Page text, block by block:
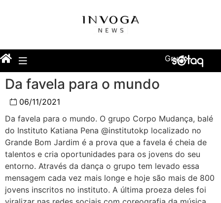
Grupo
Da favela para o mundo
06/11/2021
Da favela para o mundo. O grupo Corpo Mudança, balé
do Instituto Katiana Pena @institutokp localizado no
Grande Bom Jardim é a prova que a favela é cheia de
talentos e cria oportunidades para os jovens do seu
entorno. Através da dança o grupo tem levado essa
mensagem cada vez mais longe e hoje são mais de 800
jovens inscritos no instituto. A última proeza deles foi